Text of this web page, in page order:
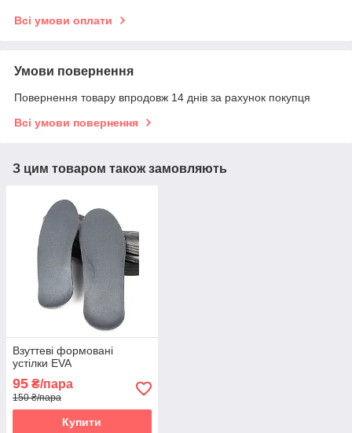
Всі умови оплати
Умови повернення
Повернення товару впродовж 14 днів за рахунок покупця
Всі умови повернення
З цим товаром також замовляють
Взуттеві формовані
устілки EVA
95 ₴/пара
150 ₴/пара
Купити